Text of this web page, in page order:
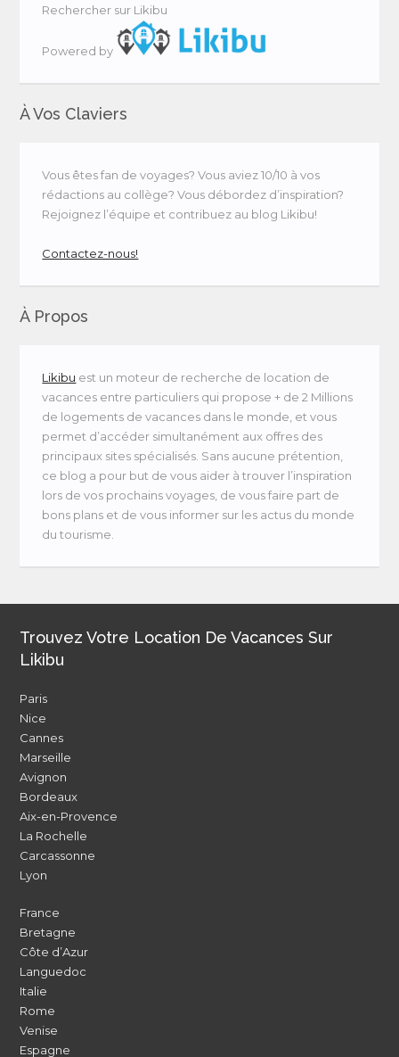
Rechercher sur Likibu
Powered by
À Vos Claviers
Vous êtes fan de voyages? Vous aviez 10/10 à vos
rédactions au collège? Vous débordez d’inspiration?
Rejoignez l’équipe et contribuez au blog Likibu!
Contactez-nous!
À Propos
Likibu est un moteur de recherche de location de
vacances entre particuliers qui propose + de 2 Millions
de logements de vacances dans le monde, et vous
permet d’accéder simultanément aux offres des
principaux sites spécialisés. Sans aucune prétention,
ce blog a pour but de vous aider à trouver l’inspiration
lors de vos prochains voyages, de vous faire part de
bons plans et de vous informer sur les actus du monde
du tourisme.
Trouvez Votre Location De Vacances Sur
Likibu
Paris
Nice
Cannes
Marseille
Avignon
Bordeaux
Aix-en-Provence
La Rochelle
Carcassonne
Lyon
France
Bretagne
Côte d’Azur
Languedoc
Italie
Rome
Venise
Espagne